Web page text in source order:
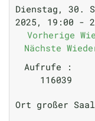
Dienstag, 30.
2025, 19:00 -
Vorherige
Nächste
Aufrufe :
116039
Ort großer Saal